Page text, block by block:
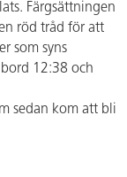
Färgsättningen
röd tråd för att
som syns
12:38 och
sedan kom att bli